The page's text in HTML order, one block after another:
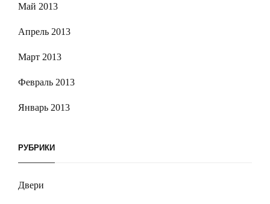
Май 2013
Апрель 2013
Март 2013
Февраль 2013
Январь 2013
РУБРИКИ
Двери